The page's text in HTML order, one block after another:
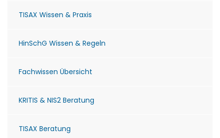
TISAX Wissen & Praxis
HinSchG Wissen & Regeln
Fachwissen Übersicht
KRITIS & NIS2 Beratung
TISAX Beratung